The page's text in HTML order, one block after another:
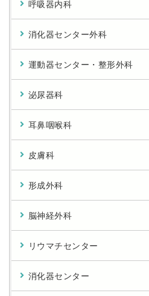
呼吸器内科
消化器センター外科
運動器センター・整形外科
泌尿器科
耳鼻咽喉科
皮膚科
形成外科
脳神経外科
リウマチセンター
消化器センター